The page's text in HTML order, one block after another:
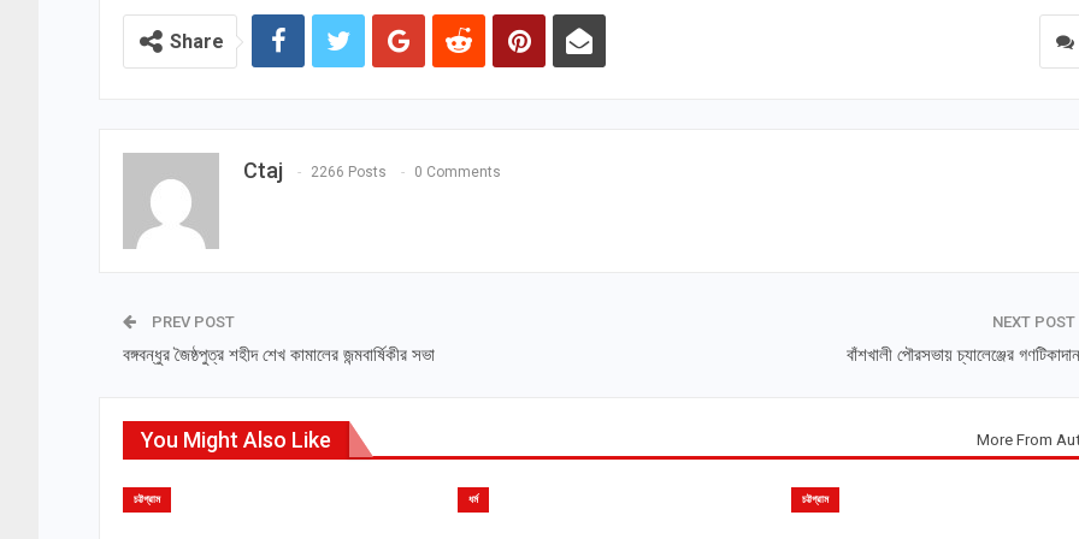
Share
Ctaj 2266 Posts 0 Comments
PREV POST
বঙ্গবন্ধুর জৈষ্ঠপুত্র শহীদ শেখ কামালের জন্মবার্ষিকীর সভা
NEXT POST
বাঁশখালী পৌরসভায় চ্যালেঞ্জের
You Might Also Like More From
চট্টগ্রাম ধর্ম চট্টগ্রাম